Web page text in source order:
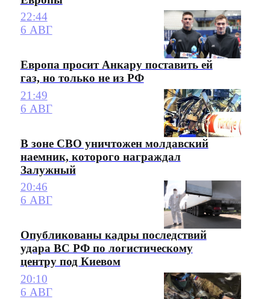
22:44
6 АВГ
Европа просит Анкару поставить ей
газ, но только не из РФ
21:49
6 АВГ
В зоне СВО уничтожен молдавский
наемник, которого награждал
Залужный
20:46
6 АВГ
Опубликованы кадры последствий
удара ВС РФ по логистическому
центру под Киевом
20:10
6 АВГ